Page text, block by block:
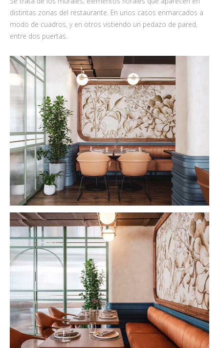
distintas zonas del restaurante. En unos casos enmarcados a
modo de cuadros, y en otros vistiendo un pedazo de pared,
entre dos puertas.